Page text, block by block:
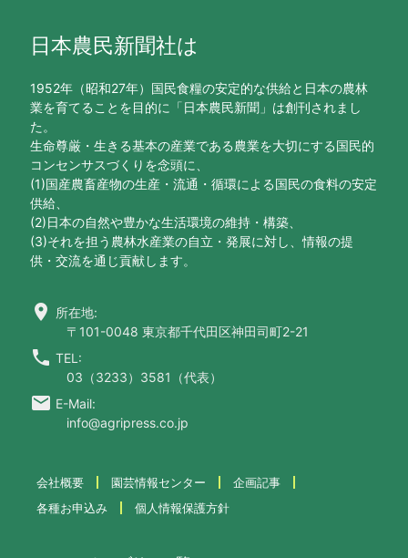
日本農民新聞社は
1952年（昭和27年）国民食糧の安定的な供給と日本の農林
業を育てることを目的に「日本農民新聞」は創刊されまし
た。
生命尊厳・生きる基本の産業である農業を大切にする国民的
コンセンサスづくりを念頭に、
(1)国産農畜産物の生産・流通・循環による国民の食料の安定
供給、
(2)日本の自然や豊かな生活環境の維持・構築、
(3)それを担う農林水産業の自立・発展に対し、情報の提
供・交流を通じ貢献します。
location_on 所在地:
〒101-0048 東京都千代田区神田司町2-21
call TEL:
03（3233）3581（代表）
email E-Mail:
info@agripress.co.jp
会社概要 園芸情報センター
企画記事
各種お申込み
個人情報保護方針